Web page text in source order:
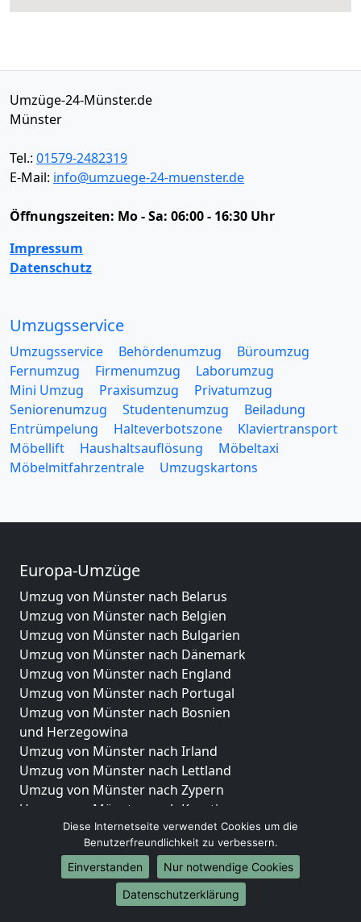
Umzüge-24-Münster.de
Münster
Tel.: 01579-2482319
E-Mail: info@umzuege-24-muenster.de
Öffnungszeiten: Mo - Sa: 06:00 - 16:30 Uhr
Impressum
Datenschutz
Umzugsservice
Umzugsservice Behördenumzug
Büroumzug
Fernumzug
Firmenumzug
Laborumzug
Mini Umzug
Praxisumzug
Privatumzug
Seniorenumzug
Studentenumzug
Beiladung
Entrümpelung
Halteverbotszone
Klaviertransport
Möbellift
Haushaltsauflösung
Möbeltaxi
Möbelmitfahrzentrale
Umzugskartons
Europa-Umzüge
Umzug von Münster nach Belarus
Umzug von Münster nach Belgien
Umzug von Münster nach Bulgarien
Umzug von Münster nach Dänemark
Umzug von Münster nach England
Umzug von Münster nach Portugal
Umzug von Münster nach Bosnien
und Herzegowina
Umzug von Münster nach Irland
Umzug von Münster nach Lettland
Umzug von Münster nach Zypern
Umzug von Münster nach Kroatien
Umzug von Münster nach Estland
Umzug von Münster nach Finnland
Umzug von Münster nach Frankreich
Umzug von Münster nach Griechenland
Umzug von Münster nach Italien
Diese Internetseite verwendet Cookies um die
Benutzerfreundlichkeit zu verbessern.
Einverstanden
Nur notwendige Cookies
Datenschutzerklärung